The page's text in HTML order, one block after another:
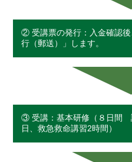
② 受講票の発行：入金確認
行（郵送）」します。
③ 受講：基本研修（８日間
日、救急救命講習2時間）